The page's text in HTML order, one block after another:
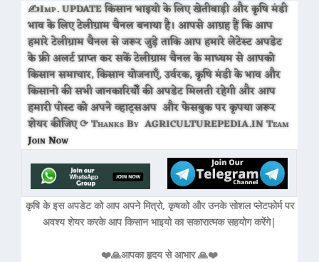
✍Imp. UPDATE किसान भाइयो के लिए खेतीबाड़ी और कृषि मंडी
भाव के लिए टेलीग्राम चैनल बनाया है। आपसे आग्रह हैं कि आप
हमारे टेलीग्राम चैनल से जरूर जुड़े ताकि आप हमारे लेटेस्ट अपडेट
के फ्री अलर्ट प्राप्त कर सकें टेलीग्राम चैनल के माध्यम से आपको
किसान समाचार, किसान योजनाएँ, उर्वरक, कृषि मंडी के भाव और
किसानो की सभी जानकारियोँ की अपडेट मिलती रहेगी और आप
हमारी पोस्ट को अपने व्हाट्सअप और फेसबुक पर कृपया जरूर
शेयर कीजिए ⟳ Thanks By AGRICULTUREPEDIA.IN Team
Join Now
कृषि के इस अपडेट को आप अपने मित्रो, कृषको और उनके सोशल प्लेटफोर्म पर
अवश्य शेयर करके आप किसान भाइयो का सकारात्मक सहयोग करेंगे|
❤️🙏आपका हृदय से आभार 🙏❤️